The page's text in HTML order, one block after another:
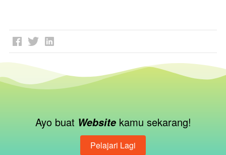
Ayo buat Website kamu sekarang!
`Pelajari Lagi